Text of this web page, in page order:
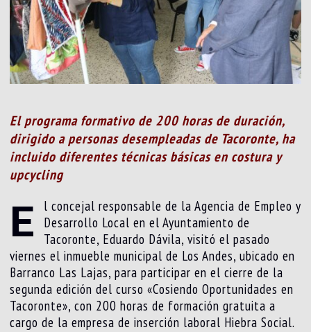
El programa formativo de 200 horas de duración,
dirigido a personas desempleadas de Tacoronte, ha
incluido diferentes técnicas básicas en costura y
upcycling
E
l concejal responsable de la Agencia de Empleo y
Desarrollo Local en el Ayuntamiento de
Tacoronte, Eduardo Dávila, visitó el pasado
viernes el inmueble municipal de Los Andes, ubicado en
Barranco Las Lajas, para participar en el cierre de la
segunda edición del curso «Cosiendo Oportunidades en
Tacoronte», con 200 horas de formación gratuita a
cargo de la empresa de inserción laboral Hiebra Social.